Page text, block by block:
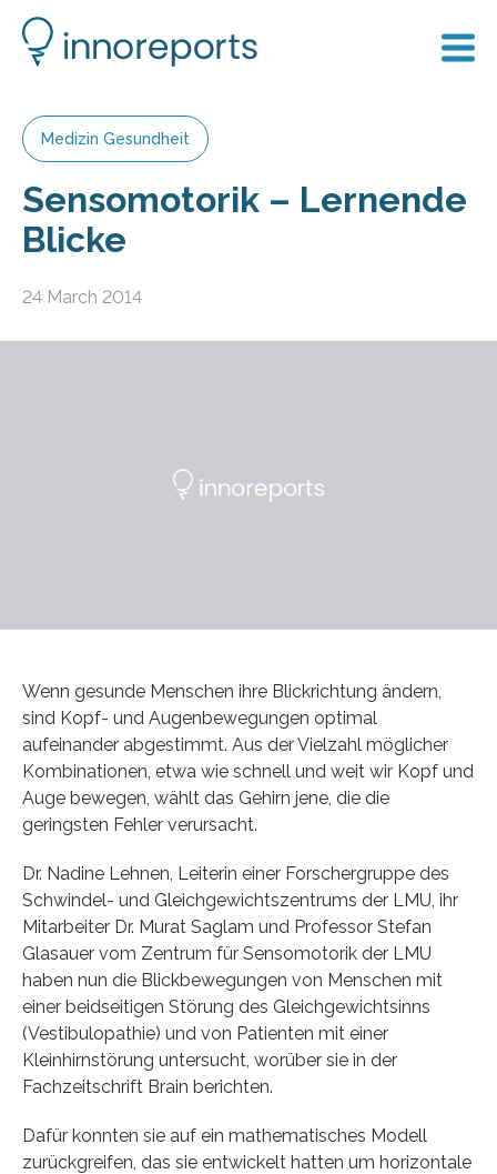
Medizin Gesundheit
Sensomotorik – Lernende
Blicke
24 March 2014
Wenn gesunde Menschen ihre Blickrichtung ändern,
sind Kopf- und Augenbewegungen optimal
aufeinander abgestimmt. Aus der Vielzahl möglicher
Kombinationen, etwa wie schnell und weit wir Kopf und
Auge bewegen, wählt das Gehirn jene, die die
geringsten Fehler verursacht.
Dr. Nadine Lehnen, Leiterin einer Forschergruppe des
Schwindel- und Gleichgewichtszentrums der LMU, ihr
Mitarbeiter Dr. Murat Saglam und Professor Stefan
Glasauer vom Zentrum für Sensomotorik der LMU
haben nun die Blickbewegungen von Menschen mit
einer beidseitigen Störung des Gleichgewichtsinns
(Vestibulopathie) und von Patienten mit einer
Kleinhirnstörung untersucht, worüber sie in der
Fachzeitschrift Brain berichten.
Dafür konnten sie auf ein mathematisches Modell
zurückgreifen, das sie entwickelt hatten um horizontale